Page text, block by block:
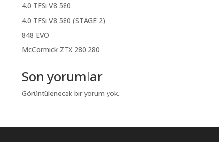
4.0 TFSi V8 580
4.0 TFSi V8 580 (STAGE 2)
848 EVO
McCormick ZTX 280 280
Son yorumlar
Görüntülenecek bir yorum yok.